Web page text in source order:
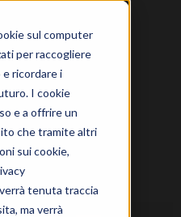
sul computer
per raccogliere
ricordare i
I cookie
e a offrire un
che tramite altri
sui cookie,
tenuta traccia
ma verrà